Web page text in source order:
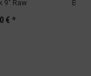
9" Raw
€ *